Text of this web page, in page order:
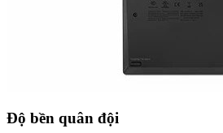
Độ bền quân đội